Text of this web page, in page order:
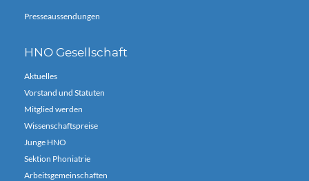
Presseaussendungen
HNO Gesellschaft
Aktuelles
Vorstand und Statuten
Mitglied werden
Wissenschaftspreise
Junge HNO
Sektion Phoniatrie
Arbeitsgemeinschaften